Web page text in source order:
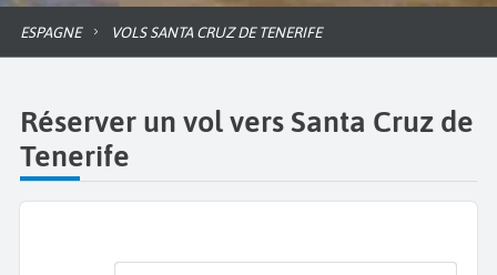
ESPAGNE VOLS SANTA CRUZ DE TENERIFE
Réserver un vol vers Santa Cruz de
Tenerife